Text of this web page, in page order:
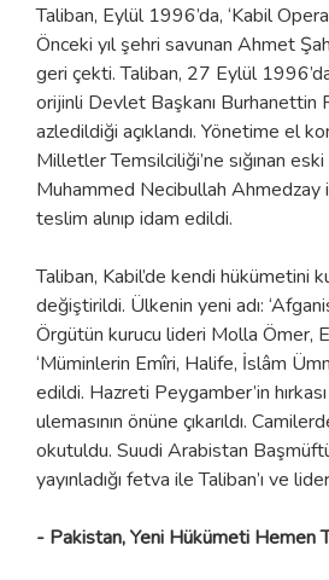
Taliban, Eylül 1996’da, ‘Kabil
Önceki yıl şehri savunan Ahmet
geri çekti. Taliban, 27 Eylül
orijinli Devlet Başkanı Burhanettin
azledildiği açıklandı. Yönetime el
Milletler Temsilciliği’ne sığınan
Muhammed Necibullah Ahmedzay
teslim alınıp idam edildi.
Taliban, Kabil’de kendi hükümetini
değiştirildi. Ülkenin yeni adı:
Örgütün kurucu lideri Molla Ömer,
‘Müminlerin Emîri, Halife, İslâm
edildi. Hazreti Peygamber’in
ulemasının önüne çıkarıldı.
okutuldu. Suudi Arabistan
yayınladığı fetva ile Taliban’ı ve
- Pakistan, Yeni Hükümeti Hemen